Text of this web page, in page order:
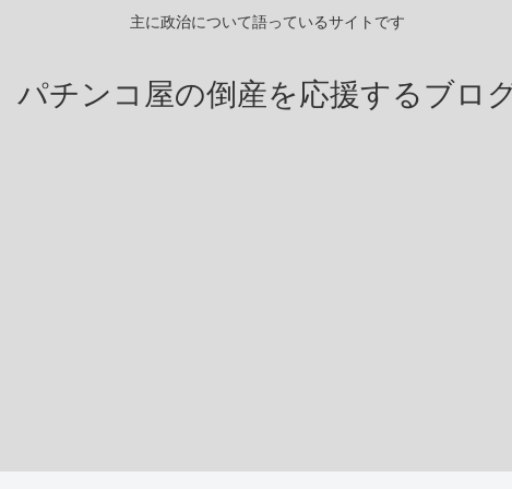
主に政治について語っているサイトです
パチンコ屋の倒産を応援するブロ